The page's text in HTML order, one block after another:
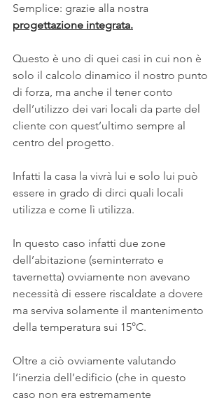
Semplice: grazie alla nostra
progettazione integrata.
Questo è uno di quei casi in cui non è
solo il calcolo dinamico il nostro punto
di forza, ma anche il tener conto
dell’utilizzo dei vari locali da parte del
cliente con quest’ultimo sempre al
centro del progetto.
Infatti la casa la vivrà lui e solo lui può
essere in grado di dirci quali locali
utilizza e come lì utilizza.
In questo caso infatti due zone
dell’abitazione (seminterrato e
tavernetta) ovviamente non avevano
necessità di essere riscaldate a dovere
ma serviva solamente il mantenimento
della temperatura sui 15°C.
Oltre a ciò ovviamente valutando
l’inerzia dell’edificio (che in questo
caso non era estremamente